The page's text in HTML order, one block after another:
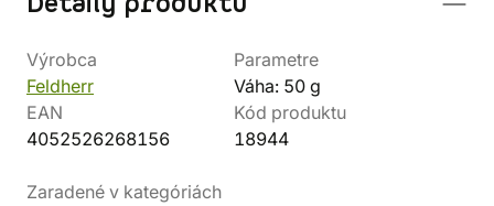
Výrobca
Feldherr
Parametre
Váha: 50 g
EAN
4052526268156
Kód produktu
18944
Zaradené v kategóriách